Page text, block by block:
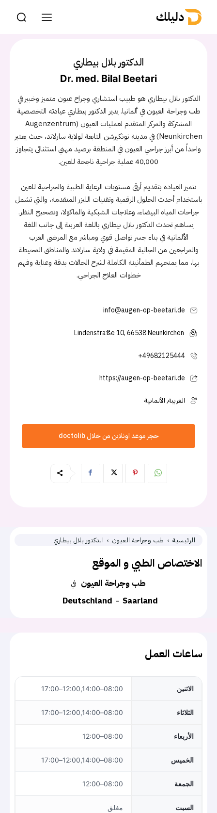
دليلك
الرئيسية طب وجراحة العيون الدكتور بلال بيطاري
الاختصاص الطبي و الموقع
في طب وجراحة العيون
Deutschland
Saarland
ساعات العمل
الاثنين 08:00–12:00,14:00–17:00
الثلاثاء 08:00–12:00,14:00–17:00
الأربعاء 08:00–12:00
الخميس 08:00–12:00,14:00–17:00
الجمعة 08:00–12:00
السبت مغلق
الدكتور بلال بيطاري
Dr. med. Bilal Beetari
الدكتور بلال بيطاري هو طبيب استشاري وجراح عيون متميز وخبير في
طب وجراحة العيون في ألمانيا. يدير الدكتور بيطاري عيادته التخصصية
المشتركة والمركز المتقدم لعمليات العيون (Augenzentrum
Neunkirchen) في مدينة نونكيرشن التابعة لولاية سارلاند، حيث يعتبر
واحداً من أبرز جراحي العيون في المنطقة برصيد مهني استثنائي يتجاوز
40,000 عملية جراحية ناجحة للعين.
تتميز العيادة بتقديم أرقى مستويات الرعاية الطبية والجراحية للعين
باستخدام أحدث الحلول الرقمية وتقنيات الليزر المتقدمة، والتي تشمل
جراحات المياه البيضاء، وعلاجات الشبكية والماكولا، وتصحيح النظر.
يساهم تحدث الدكتور بلال بيطاري باللغة العربية إلى جانب اللغة
الألمانية في بناء جسر تواصل قوي ومباشر مع المرضى العرب
والمراجعين من الجالية المقيمة في ولاية سارلاند والمناطق المحيطة
بها، مما يمنحهم الطمأنينة الكاملة لشرح الحالات بدقة وعناية وفهم
خطوات العلاج الجراحي.
info@augen-op-beetari.de
Lindenstraße 10, 66538 Neunkirchen
+49682125444
https://augen-op-beetari.de
العربية, الألمانية
حجز موعد اونلاين من خلال doctolib